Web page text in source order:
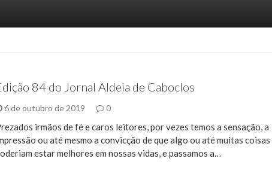
84 do Jornal Aldeia de Caboclos
6 de outubro de 2019 0
irmãos de fé e caros leitores, por vezes temos a sensação, a
ou até mesmo a convicção de que algo ou até muitas coisas
estar melhores em nossas vidas, e passamos a…